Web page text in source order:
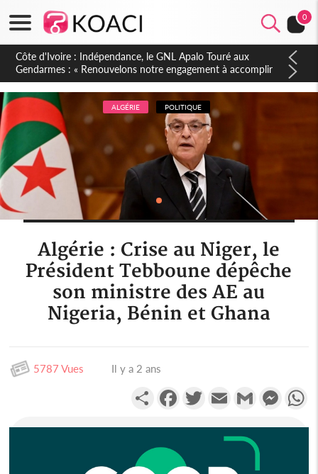
0
Sierra Leone : Un projet de réforme constitutionnelle en
gestation, points clés des amendements, un exclu d'avance
ALGÉRIE POLITIQUE
Algérie : Crise au Niger, le
Président Tebboune dépêche
son ministre des AE au
Nigeria, Bénin et Ghana
5787 Vues Il y a 2 ans
PartagerFacebookTwitterEmail Gmail